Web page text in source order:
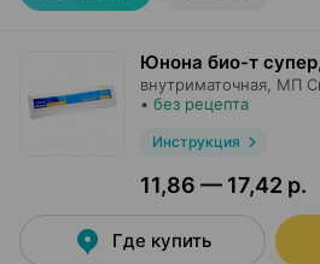
Юнона био-т
внутриматочная, МП
• без рецепта
Инструкция
11,86 — 17,42 р.
Где купить